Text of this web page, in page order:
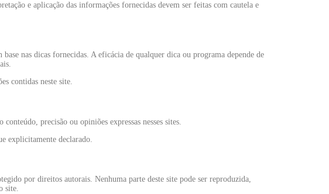
e aplicação das informações fornecidas devem ser feitas com cautela e
nas dicas fornecidas. A eficácia de qualquer dica ou programa depende de
contidas neste site.
precisão ou opiniões expressas nesses sites.
explicitamente declarado.
por direitos autorais. Nenhuma parte deste site pode ser reproduzida,
site.